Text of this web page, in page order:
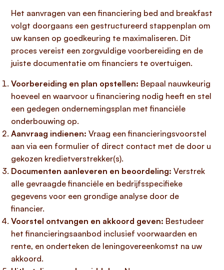
Het aanvragen van een financiering bed and breakfast
volgt doorgaans een gestructureerd stappenplan om
uw kansen op goedkeuring te maximaliseren. Dit
proces vereist een zorgvuldige voorbereiding en de
juiste documentatie om financiers te overtuigen.
Voorbereiding en plan opstellen: Bepaal nauwkeurig
hoeveel en waarvoor u financiering nodig heeft en stel
een gedegen ondernemingsplan met financiële
onderbouwing op.
Aanvraag indienen: Vraag een financieringsvoorstel
aan via een formulier of direct contact met de door u
gekozen kredietverstrekker(s).
Documenten aanleveren en beoordeling: Verstrek
alle gevraagde financiële en bedrijfsspecifieke
gegevens voor een grondige analyse door de
financier.
Voorstel ontvangen en akkoord geven: Bestudeer
het financieringsaanbod inclusief voorwaarden en
rente, en onderteken de leningovereenkomst na uw
akkoord.